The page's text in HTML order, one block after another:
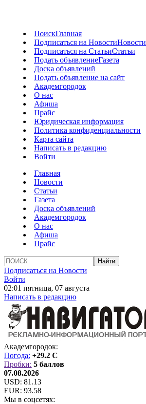
ПоискГлавная
Подписаться на НовостиНовости
Подписаться на СтатьиСтатьи
Подать объявлениеГазета
Доска объявлений
Подать объявление на сайт
Академгородок
О нас
Афиша
Прайс
Юридическая информация
Политика конфиденциальности
Карта сайта
Написать в редакцию
Войти
Главная
Новости
Статьи
Газета
Доска объявлений
Академгородок
О нас
Афиша
Прайс
Подписаться на Новости
Войти
02:01 пятница, 07 августа
Написать в редакцию
Академгородок:
Погода: +29.2 C
Пробки: 5 баллов
07.08.2026
USD: 81.13
EUR: 93.58
Мы в соцсетях: